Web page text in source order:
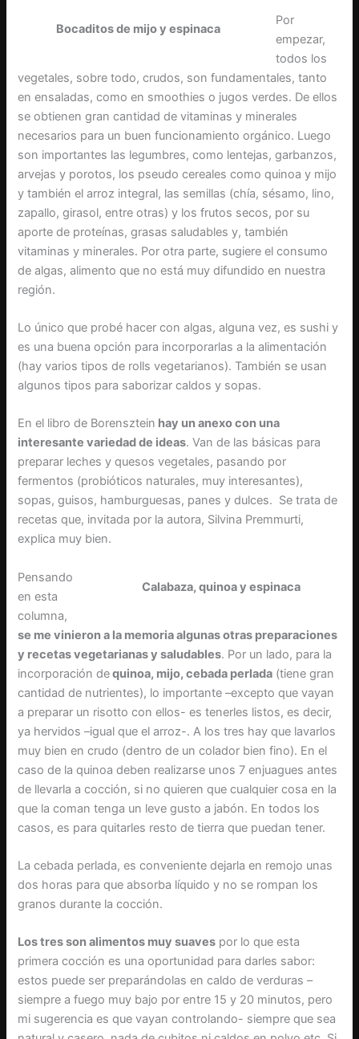
Bocaditos de mijo y espinaca
Por
empezar,
todos los
vegetales, sobre todo, crudos, son fundamentales, tanto
en ensaladas, como en smoothies o jugos verdes. De ellos
se obtienen gran cantidad de vitaminas y minerales
necesarios para un buen funcionamiento orgánico. Luego
son importantes las legumbres, como lentejas, garbanzos,
arvejas y porotos, los pseudo cereales como quinoa y mijo
y también el arroz integral, las semillas (chía, sésamo, lino,
zapallo, girasol, entre otras) y los frutos secos, por su
aporte de proteínas, grasas saludables y, también
vitaminas y minerales. Por otra parte, sugiere el consumo
de algas, alimento que no está muy difundido en nuestra
región.
Lo único que probé hacer con algas, alguna vez, es sushi y
es una buena opción para incorporarlas a la alimentación
(hay varios tipos de rolls vegetarianos). También se usan
algunos tipos para saborizar caldos y sopas.
En el libro de Borensztein hay un anexo con una
interesante variedad de ideas. Van de las básicas para
preparar leches y quesos vegetales, pasando por
fermentos (probióticos naturales, muy interesantes),
sopas, guisos, hamburguesas, panes y dulces. Se trata de
recetas que, invitada por la autora, Silvina Premmurti,
explica muy bien.
Calabaza, quinoa y espinaca
Pensando
en esta
columna,
se me vinieron a la memoria algunas otras preparaciones
y recetas vegetarianas y saludables. Por un lado, para la
incorporación dequinoa, mijo, cebada perlada (tiene gran
cantidad de nutrientes), lo importante –excepto que vayan
a preparar un risotto con ellos- es tenerles listos, es decir,
ya hervidos –igual que el arroz-. A los tres hay que lavarlos
muy bien en crudo (dentro de un colador bien fino). En el
caso de la quinoa deben realizarse unos 7 enjuagues antes
de llevarla a cocción, si no quieren que cualquier cosa en la
que la coman tenga un leve gusto a jabón. En todos los
casos, es para quitarles resto de tierra que puedan tener.
La cebada perlada, es conveniente dejarla en remojo unas
dos horas para que absorba líquido y no se rompan los
granos durante la cocción.
Los tres son alimentos muy suaves por lo que esta
primera cocción es una oportunidad para darles sabor:
estos puede ser preparándolas en caldo de verduras –
siempre a fuego muy bajo por entre 15 y 20 minutos, pero
mi sugerencia es que vayan controlando- siempre que sea